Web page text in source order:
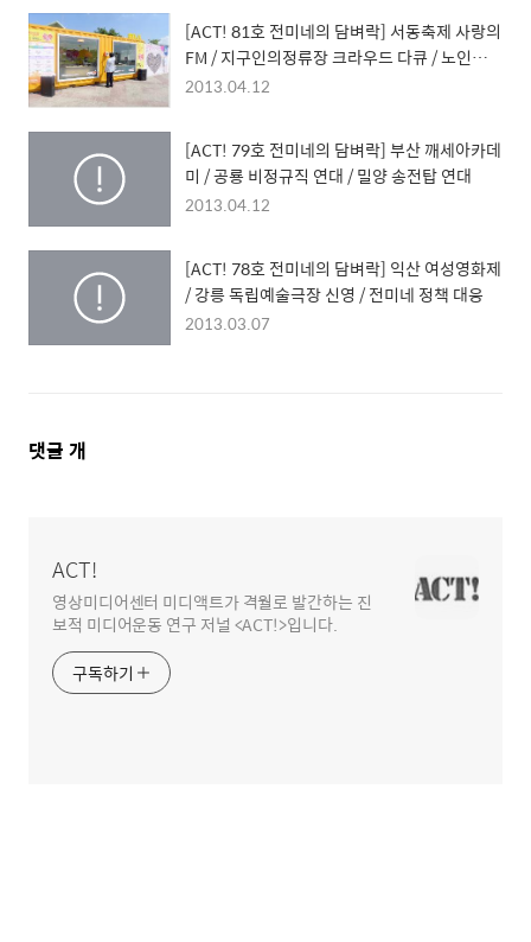
[ACT! 81호 전미네의 담벼락] 서동축제 사랑의
FM / 지구인의정류장 크라우드 다큐 / 노인미디
어교실 통합상영회
2013.04.12
[ACT! 79호 전미네의 담벼락] 부산 깨세아카데
미 / 공룡 비정규직 연대 / 밀양 송전탑 연대
2013.04.12
[ACT! 78호 전미네의 담벼락] 익산 여성영화제
/ 강릉 독립예술극장 신영 / 전미네 정책 대응
2013.03.07
댓
댓글 개
ACT!
영상미디어센터 미디액트가 격월로 발간하는 진
보적 미디어운동 연구 저널 <ACT!>입니다.
구독하기